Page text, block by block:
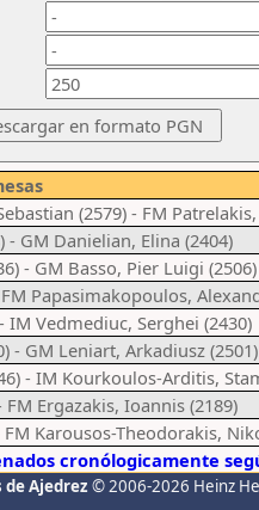
(2579) - FM
- GM Danielian, Elina (2404)
- GM Basso, Pier Luigi (2506)
Papasimakopoulos,
IM Vedmediuc, Serghei (2430)
- GM Leniart, Arkadiusz (2501)
- IM Kourkoulos-Arditis,
Ergazakis, Ioannis (2189)
Karousos-Theodorakis,
cronólogicamente
de Ajedrez © 2006-2026 Heinz